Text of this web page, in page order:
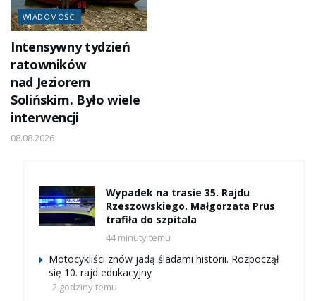
WIADOMOŚCI
Intensywny tydzień
ratowników
nad Jeziorem
Solińskim. Było wiele
interwencji
08.08.2026
Wypadek na trasie 35. Rajdu
Rzeszowskiego. Małgorzata Prus
trafiła do szpitala
44 minuty temu
Motocykliści znów jadą śladami historii. Rozpoczął
się 10. rajd edukacyjny
2 godziny temu